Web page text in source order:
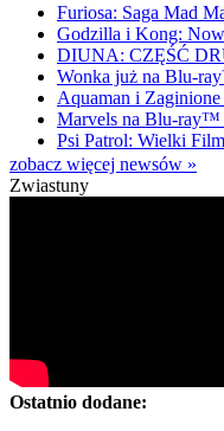
Furiosa: Saga Mad
Godzilla i Kong:
DIUNA: CZĘŚĆ
Wonka już na Blu-
Aquaman i
Marvels na Blu-
Psi Patrol: Wielki
zobacz więcej newsów »
Zwiastuny
Ostatnio dodane: